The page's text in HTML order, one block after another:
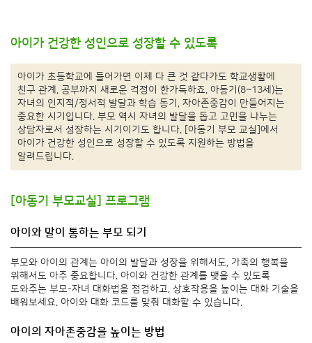
아이가 건강한 성인으로 성장할 수 있도록
아이가 초등학교에 들어가면 이제 다 큰 것 같다가도 학교생활에
친구 관계, 공부까지 새로운 걱정이 한가득하죠. 아동기(8~13세)는
자녀의 인지적/정서적 발달과 학습 동기, 자아존중감이 만들어지는
중요한 시기입니다. 부모 역시 자녀의 발달을 돕고 고민을 나누는
상담자로서 성장하는 시기이기도 합니다. [아동기 부모 교실]에서
아이가 건강한 성인으로 성장할 수 있도록 지원하는 방법을
알려드립니다.
[아동기 부모교실] 프로그램
아이와 말이 통하는 부모 되기
부모와 아이의 관계는 아이의 발달과 성장을 위해서도, 가족의 행복을
위해서도 아주 중요합니다. 아이와 건강한 관계를 맺을 수 있도록
도와주는 부모-자녀 대화법을 점검하고, 상호작용을 높이는 대화 기술을
배워보세요. 아이와 대화 코드를 맞춰 대화할 수 있습니다.
아이의 자아존중감을 높이는 방법